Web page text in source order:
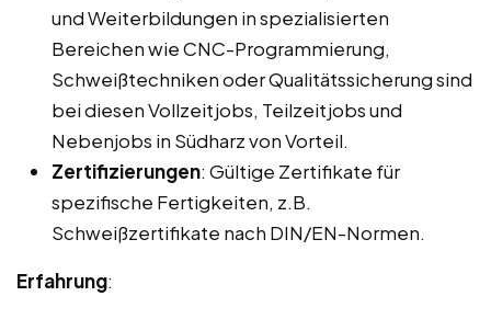
und Weiterbildungen in spezialisierten
Bereichen wie CNC-Programmierung,
Schweißtechniken oder Qualitätssicherung sind
bei diesen Vollzeitjobs, Teilzeitjobs und
Nebenjobs in Südharz von Vorteil.
Zertifizierungen: Gültige Zertifikate für
spezifische Fertigkeiten, z.B.
Schweißzertifikate nach DIN/EN-Normen.
Erfahrung: